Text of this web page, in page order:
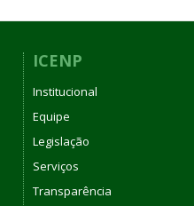
ICENP
Institucional
Equipe
Legislação
Serviços
Transparência